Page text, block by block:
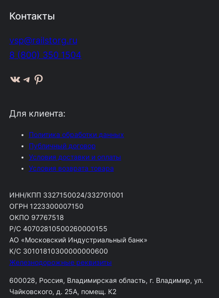
Контакты
vsp@railstorg.ru
8 (800) 350 1504
ВКонтакте Telegram Pinterest
Для клиента:
Политика обработки данных
Публичный договор
Условия доставки и оплаты
Условия возврата товара
ИНН/КПП 3327150024/332701001
ОГРН 1223300007150
ОКПО 97767518
Р/С 40702810500260000155
АО «Московский Индустриальный банк»
К/С 30101810300000000600
Железнодорожные реквизиты
600028, Россия, Владимирская область, г. Владимир, ул.
Чайковского, д. 25А, помещ. К2